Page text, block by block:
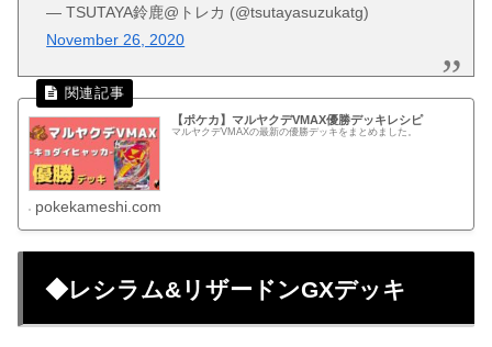
— TSUTAYA鈴鹿@トレカ (@tsutayasuzukatg)
November 26, 2020
【ポケカ】マルヤクデVMAX優勝デッキレシピ
マルヤクデVMAXの最新の優勝デッキをまとめました。
pokekameshi.com
◆レシラム&リザードンGXデッキ